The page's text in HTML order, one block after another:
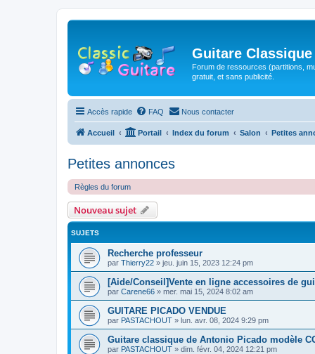
Guitare Classique
Forum de ressources (partitions,
gratuit, et sans publicité.
Accès rapide FAQ Nous contacter
Accueil Portail Index du forum Salon Petites
Petites annonces
Règles du forum
Nouveau sujet
SUJETS
Recherche professeur
par Thierry22 » jeu. juin 15, 2023 12:24 pm
[Aide/Conseil]Vente en ligne accessoires de
par Carene66 » mer. mai 15, 2024 8:02 am
GUITARE PICADO VENDUE
par PASTACHOUT » lun. avr. 08, 2024 9:29 pm
Guitare classique de Antonio Picado modèle
par PASTACHOUT » dim. févr. 04, 2024 12:21 pm